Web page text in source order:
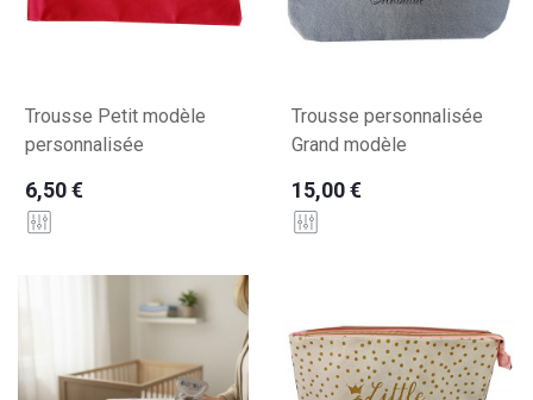
Trousse Petit modèle
personnalisée
6,50 €
Trousse personnalisée
Grand modèle
15,00 €